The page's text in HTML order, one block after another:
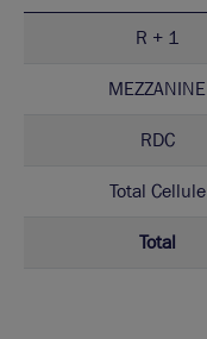
R + 1
MEZZANINE
RDC
Total Cellule
Total